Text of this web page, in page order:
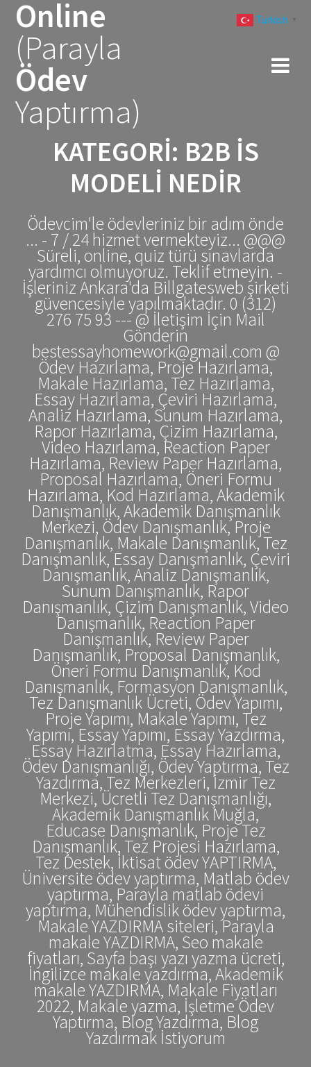
Online
(Parayla
Ödev
Yaptırma)
KATEGORI: B2B IS
MODELI NEDIR
Ödevcim'le ödevleriniz bir adım önde
... - 7 / 24 hizmet vermekteyiz... @@@
Süreli, online, quiz türü sınavlarda
yardımcı olmuyoruz. Teklif etmeyin. -
İşleriniz Ankara'da Billgatesweb şirketi
güvencesiyle yapılmaktadır. 0 (312)
276 75 93 --- @ İletişim İçin Mail
Gönderin
bestessayhomework@gmail.com @
Ödev Hazırlama, Proje Hazırlama,
Makale Hazırlama, Tez Hazırlama,
Essay Hazırlama, Çeviri Hazırlama,
Analiz Hazırlama, Sunum Hazırlama,
Rapor Hazırlama, Çizim Hazırlama,
Video Hazırlama, Reaction Paper
Hazırlama, Review Paper Hazırlama,
Proposal Hazırlama, Öneri Formu
Hazırlama, Kod Hazırlama, Akademik
Danışmanlık, Akademik Danışmanlık
Merkezi, Ödev Danışmanlık, Proje
Danışmanlık, Makale Danışmanlık, Tez
Danışmanlık, Essay Danışmanlık, Çeviri
Danışmanlık, Analiz Danışmanlık,
Sunum Danışmanlık, Rapor
Danışmanlık, Çizim Danışmanlık, Video
Danışmanlık, Reaction Paper
Danışmanlık, Review Paper
Danışmanlık, Proposal Danışmanlık,
Öneri Formu Danışmanlık, Kod
Danışmanlık, Formasyon Danışmanlık,
Tez Danışmanlık Ücreti, Ödev Yapımı,
Proje Yapımı, Makale Yapımı, Tez
Yapımı, Essay Yapımı, Essay Yazdırma,
Essay Hazırlatma, Essay Hazırlama,
Ödev Danışmanlığı, Ödev Yaptırma, Tez
Yazdırma, Tez Merkezleri, İzmir Tez
Merkezi, Ücretli Tez Danışmanlığı,
Akademik Danışmanlık Muğla,
Educase Danışmanlık, Proje Tez
Danışmanlık, Tez Projesi Hazırlama,
Tez Destek, İktisat ödev YAPTIRMA,
Üniversite ödev yaptırma, Matlab ödev
yaptırma, Parayla matlab ödevi
yaptırma, Mühendislik ödev yaptırma,
Makale YAZDIRMA siteleri, Parayla
makale YAZDIRMA, Seo makale
fiyatları, Sayfa başı yazı yazma ücreti,
İngilizce makale yazdırma, Akademik
makale YAZDIRMA, Makale Fiyatları
2022, Makale yazma, İşletme Ödev
Yaptırma, Blog Yazdırma, Blog
Yazdırmak İstiyorum
Turkish ▼